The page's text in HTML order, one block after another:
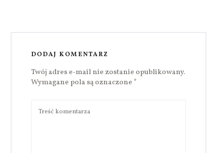
DODAJ KOMENTARZ
Twój adres e-mail nie zostanie opublikowany.
Wymagane pola są oznaczone *